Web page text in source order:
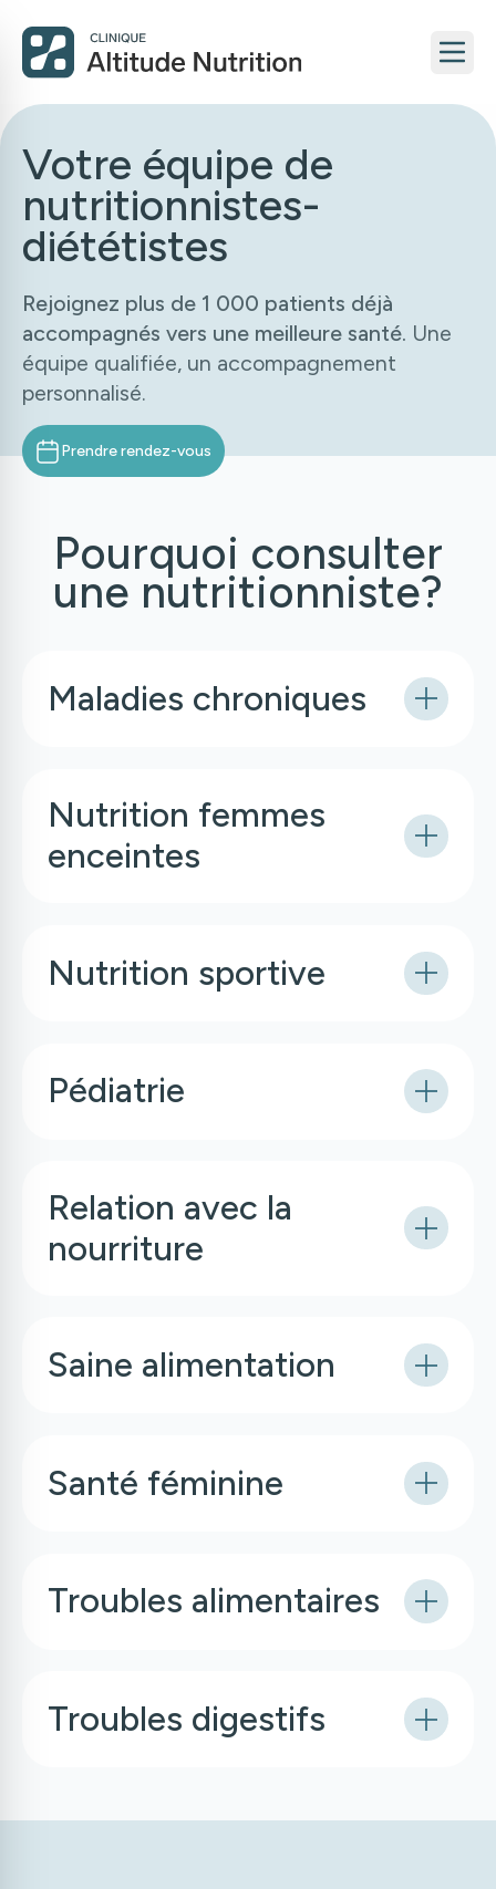
Votre équipe de
nutritionnistes-
diététistes
Rejoignez plus de 1 000 patients déjà
accompagnés vers une meilleure santé. Une
équipe qualifiée, un accompagnement
personnalisé.
Prendre rendez-vous
Pourquoi consulter
une nutritionniste?
Maladies chroniques
Nutrition femmes
enceintes
Nutrition sportive
Pédiatrie
Relation avec la
nourriture
Saine alimentation
Santé féminine
Troubles alimentaires
Troubles digestifs